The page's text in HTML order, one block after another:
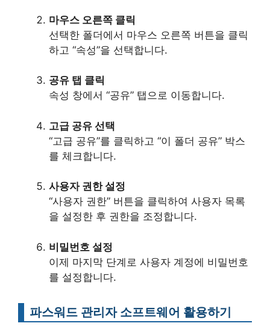
마우스 오른쪽 클릭
선택한 폴더에서 마우스 오른쪽 버튼을 클릭
하고 “속성”을 선택합니다.
공유 탭 클릭
속성 창에서 “공유” 탭으로 이동합니다.
고급 공유 선택
“고급 공유”를 클릭하고 “이 폴더 공유” 박스
를 체크합니다.
사용자 권한 설정
“사용자 권한” 버튼을 클릭하여 사용자 목록
을 설정한 후 권한을 조정합니다.
비밀번호 설정
이제 마지막 단계로 사용자 계정에 비밀번호
를 설정합니다.
파스워드 관리자 소프트웨어 활용하기